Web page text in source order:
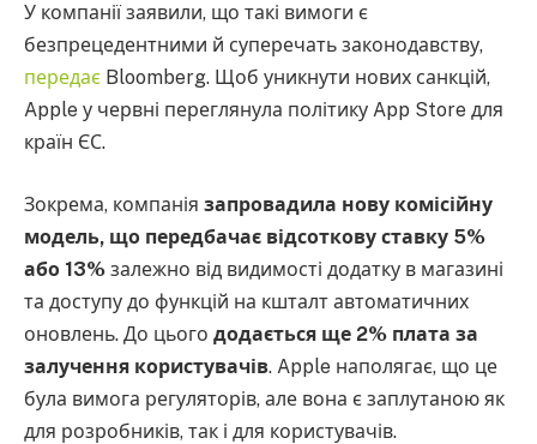
У компанії заявили, що такі вимоги є
безпрецедентними й суперечать законодавству,
передає Bloomberg. Щоб уникнути нових санкцій,
Apple у червні переглянула політику App Store для
країн ЄС.
Зокрема, компанія запровадила нову комісійну
модель, що передбачає відсоткову ставку 5%
або 13% залежно від видимості додатку в магазині
та доступу до функцій на кшталт автоматичних
оновлень. До цього додається ще 2% плата за
залучення користувачів. Apple наполягає, що це
була вимога регуляторів, але вона є заплутаною як
для розробників, так і для користувачів.